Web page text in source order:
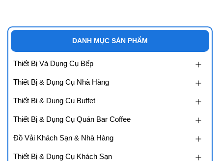
DANH MỤC SẢN PHẨM
Thiết Bị Và Dụng Cụ Bếp
Thiết Bị & Dụng Cụ Nhà Hàng
Thiết Bị & Dụng Cụ Buffet
Thiết Bị & Dụng Cụ Quán Bar Coffee
Đồ Vải Khách Sạn & Nhà Hàng
Thiết Bị & Dụng Cụ Khách Sạn